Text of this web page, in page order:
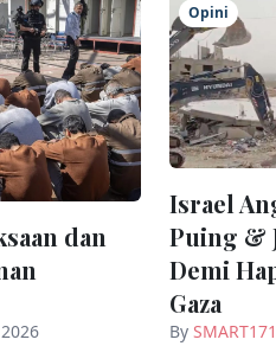
dan
Opini
Israel
Puing &
Demi
Gaza
By SMART171